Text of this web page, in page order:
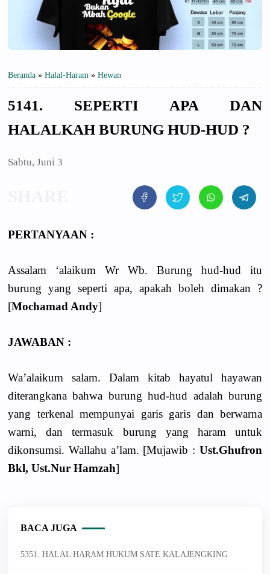
Beranda » Halal-Haram » Hewan
5141. SEPERTI APA DAN
HALALKAH BURUNG HUD-HUD ?
Sabtu, Juni 3
PERTANYAAN :
Assalam ‘alaikum Wr Wb. Burung hud-hud itu
burung yang seperti apa, apakah boleh dimakan ?
[Mochamad Andy]
JAWABAN :
Wa’alaikum salam. Dalam kitab hayatul hayawan
diterangkana bahwa burung hud-hud adalah burung
yang terkenal mempunyai garis garis dan berwarna
warni, dan termasuk burung yang haram untuk
dikonsumsi. Wallahu a’lam. [Mujawib : Ust.Ghufron
Bkl, Ust.Nur Hamzah]
BACA JUGA
5351. HALAL HARAM HUKUM SATE KALAJENGKING